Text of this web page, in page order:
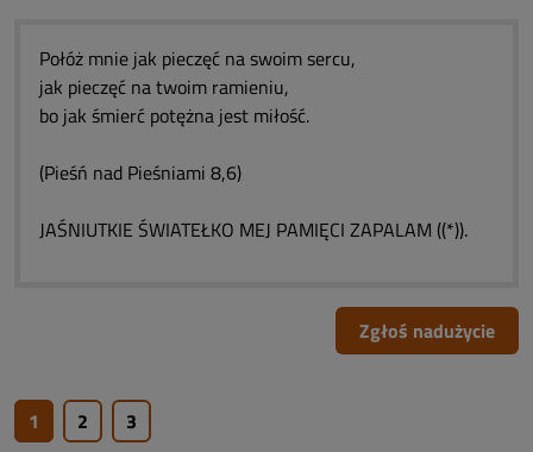
Połóż mnie jak pieczęć na swoim sercu,
jak pieczęć na twoim ramieniu,
bo jak śmierć potężna jest miłość.
(Pieśń nad Pieśniami 8,6)
JAŚNIUTKIE ŚWIATEŁKO MEJ PAMIĘCI ZAPALAM ((*)).
Zgłoś nadużycie
1 2 3